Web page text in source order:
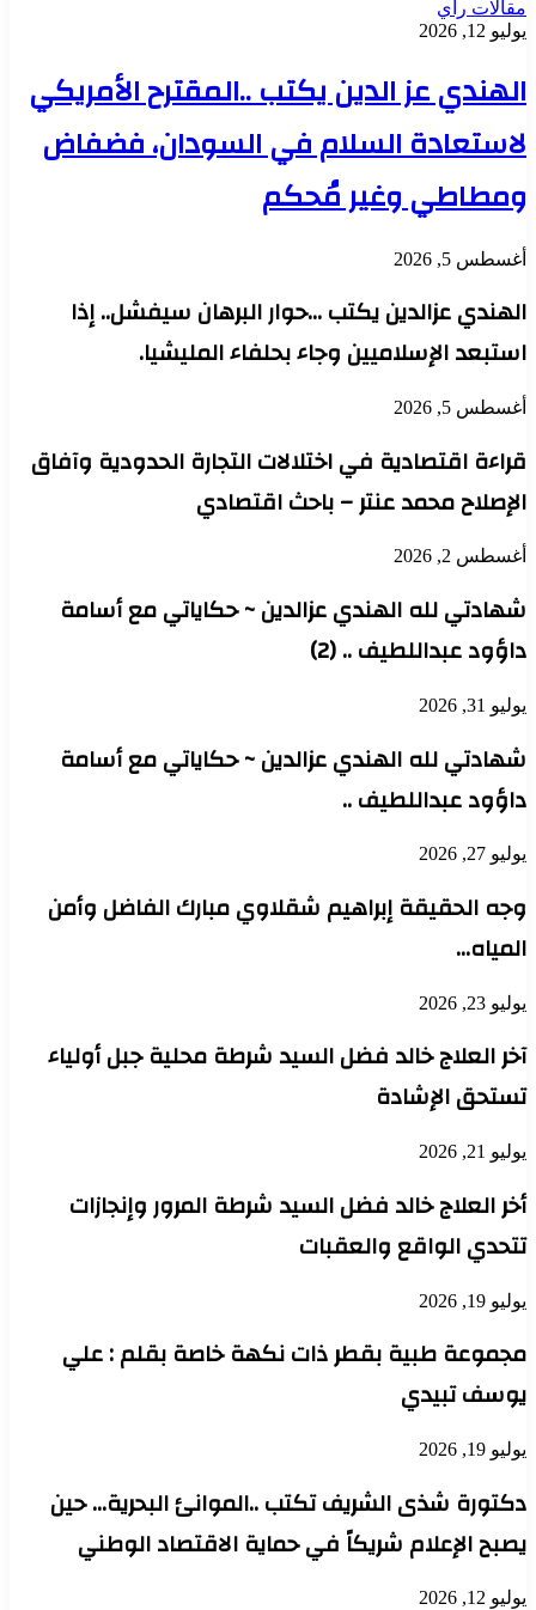
مقالات رأي
يوليو 12, 2026
الهندي عز الدين يكتب ..المقترح الأمريكي
لاستعادة السلام في السودان، فضفاض
ومطاطي وغير مُحكم
أغسطس 5, 2026
الهندي عزالدين يكتب …حوار البرهان سيفشل.. إذا
استبعد الإسلاميين وجاء بحلفاء المليشيا.
أغسطس 5, 2026
قراءة اقتصادية في اختلالات التجارة الحدودية وآفاق
الإصلاح محمد عنتر – باحث اقتصادي
أغسطس 2, 2026
شهادتي لله الهندي عزالدين ~ حكاياتي مع أسامة
داؤود عبداللطيف .. (2)
يوليو 31, 2026
شهادتي لله الهندي عزالدين ~ حكاياتي مع أسامة
داؤود عبداللطيف ..
يوليو 27, 2026
وجه الحقيقة إبراهيم شقلاوي مبارك الفاضل وأمن
المياه…
يوليو 23, 2026
آخر العلاج خالد فضل السيد شرطة محلية جبل أولياء
تستحق الإشادة
يوليو 21, 2026
أخر العلاج خالد فضل السيد شرطة المرور وإنجازات
تتحدي الواقع والعقبات
يوليو 19, 2026
مجموعة طبية بقطر ذات نكهة خاصة بقلم : علي
يوسف تبيدي
يوليو 19, 2026
دكتورة شذى الشريف تكتب ..الموانئ البحرية… حين
يصبح الإعلام شريكاً في حماية الاقتصاد الوطني
يوليو 12, 2026